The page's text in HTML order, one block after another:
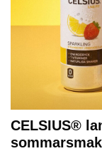
CELSIUS®